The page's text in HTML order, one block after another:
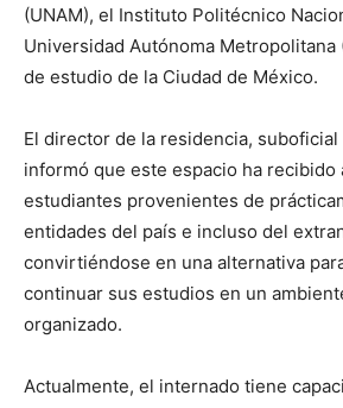
(UNAM), el Instituto Politécnico
Universidad Autónoma Metropolitana
de estudio de la Ciudad de México.
El director de la residencia,
informó que este espacio ha recibido
estudiantes provenientes de
entidades del país e incluso del
convirtiéndose en una alternativa
continuar sus estudios en un
organizado.
Actualmente, el internado tiene